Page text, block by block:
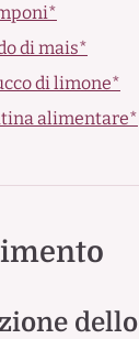
di mais*
di limone*
alimentare*
dello